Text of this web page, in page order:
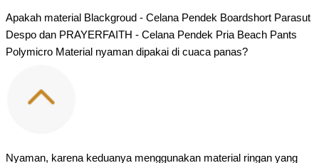
Apakah material Blackgroud - Celana Pendek Boardshort Parasut
Despo dan PRAYERFAITH - Celana Pendek Pria Beach Pants
Polymicro Material nyaman dipakai di cuaca panas?
Nyaman, karena keduanya menggunakan material ringan yang